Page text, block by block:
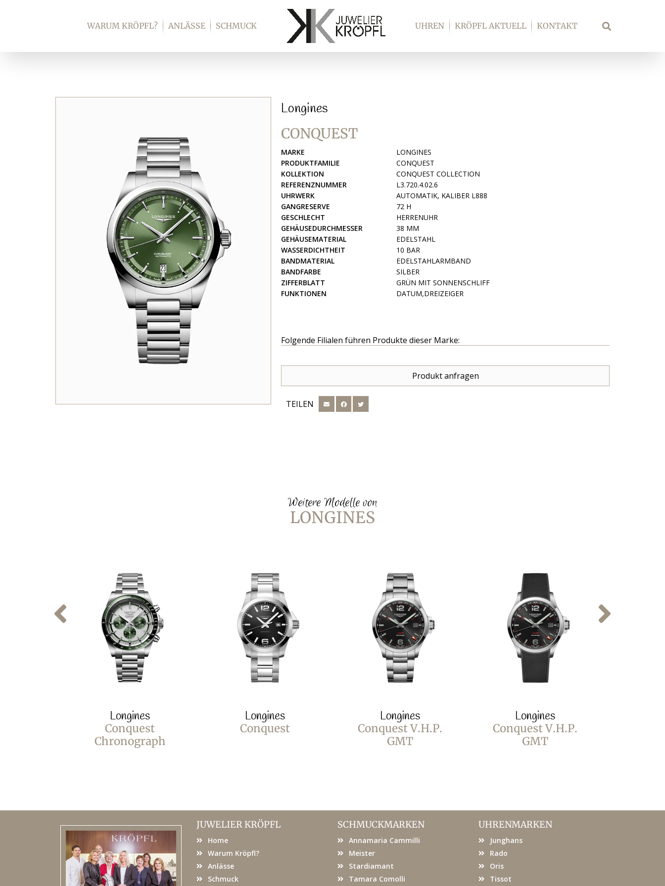
WARUM KRÖPFL? ANLÄSSE SCHMUCK UHREN KRÖPFL AKTUELL KONTAKT Suche
Longines
CONQUEST
MARKE
LONGINES
PRODUKTFAMILIE
CONQUEST
KOLLEKTION
CONQUEST COLLECTION
REFERENZNUMMER
L3.720.4.02.6
UHRWERK
AUTOMATIK, KALIBER L888
GANGRESERVE
72 H
GESCHLECHT
HERRENUHR
GEHÄUSEDURCHMESSER
38 MM
GEHÄUSEMATERIAL
EDELSTAHL
WASSERDICHTHEIT
10 BAR
BANDMATERIAL
EDELSTAHLARMBAND
BANDFARBE
SILBER
ZIFFERBLATT
GRÜN MIT SONNENSCHLIFF
FUNKTIONEN
DATUM,DREIZEIGER
Folgende Filialen führen Produkte dieser Marke:
Produkt anfragen
TEILEN
Weitere Modelle von
LONGINES
Longines
Conquest
Chronograph
Longines
Conquest
Longines
Conquest V.H.P.
GMT
Longines
Conquest V.H.P.
GMT
JUWELIER KRÖPFL
Home
Warum Kröpfl?
Anlässe
Schmuck
SCHMUCKMARKEN
Annamaria Cammilli
Meister
Stardiamant
Tamara Comolli
UHRENMARKEN
Junghans
Rado
Oris
Tissot